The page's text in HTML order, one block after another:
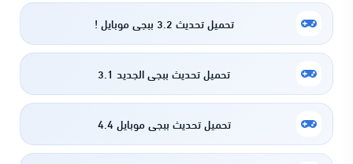
تحميل تحديث 3.2 ببجي موبايل !
تحميل تحديث ببجي الجديد 3.1
تحميل تحديث ببجي موبايل 4.4